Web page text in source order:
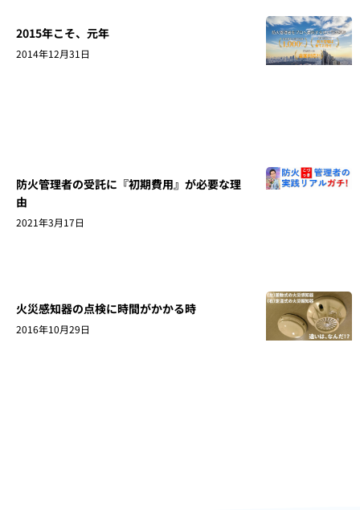
2015年こそ、元年
2014年12月31日
防火管理者の受託に『初期費用』が必要な理
由
2021年3月17日
火災感知器の点検に時間がかかる時
2016年10月29日